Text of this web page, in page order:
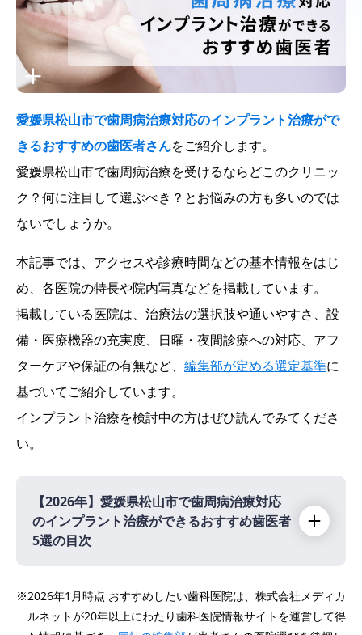
愛媛県松山市で歯周病治療対応のインプラント治療がで
きるおすすめの歯医者さんをご紹介します。
愛媛県松山市で歯周病治療を受けるならどこのクリニッ
ク？何に注目して選ぶべき？とお悩みの方も多いのでは
ないでしょうか。
本記事では、アクセスや診療時間などの基本情報をはじ
め、各医院の特長や院内写真などを掲載しています。
掲載している医院は、治療法の選択肢や通いやすさ、設
備・医療機器の充実度、日曜・夜間診療への対応、アフ
ターケアや保証の有無など、 編集部が定める選定基準に
基づいてご紹介しています。
インプラント治療を検討中の方はぜひ読んでみてくださ
い。
【2026年】 愛媛県松山市で歯周病治療対応
のインプラント治療ができるおすすめ歯医者
5選の目次
医療法人 伊藤歯科医院
※2026年1月時点 おすすめしたい歯科医院は、株式会社メディカ
ルネットが20年以上にわたり歯科医院情報サイトを運営して得